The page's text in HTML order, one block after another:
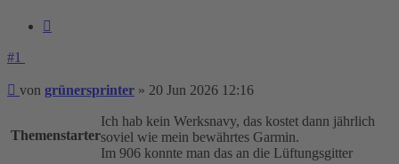
#1
Beitrag
von grünersprinter » 20 Jun 2026 12:16
Themenstarter
Ich hab kein Werksnavy, das kostet dann jährlich
soviel wie mein bewährtes Garmin.
Im 906 konnte man das an die Lüftungsgitter